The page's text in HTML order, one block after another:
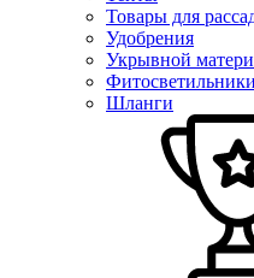
Товары для
Удобрения
Укрывной
Шланги